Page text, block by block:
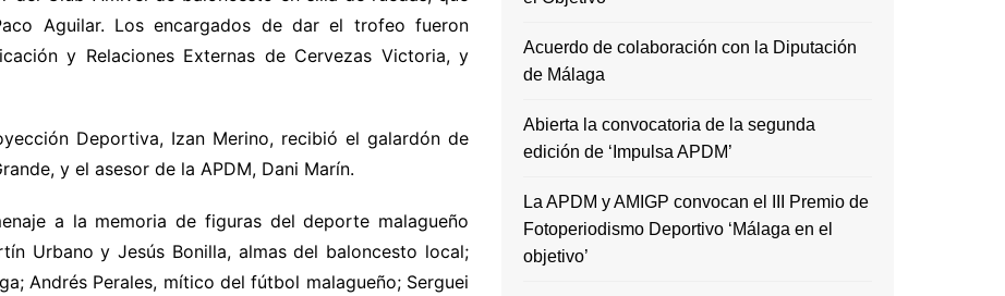
Aguilar. Los encargados de dar el trofeo fueron
y Relaciones Externas de Cervezas Victoria, y
Deportiva, Izan Merino, recibió el galardón de
y el asesor de la APDM, Dani Marín.
a la memoria de figuras del deporte malagueño
Urbano y Jesús Bonilla, almas del baloncesto local;
Andrés Perales, mítico del fútbol malagueño; Serguei
Acuerdo de colaboración con la Diputación
de Málaga
Abierta la convocatoria de la segunda
edición de ‘Impulsa APDM’
La APDM y AMIGP convocan el III Premio de
Fotoperiodismo Deportivo ‘Málaga en el
objetivo’